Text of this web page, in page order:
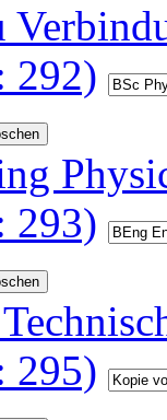
292)
293)
295)